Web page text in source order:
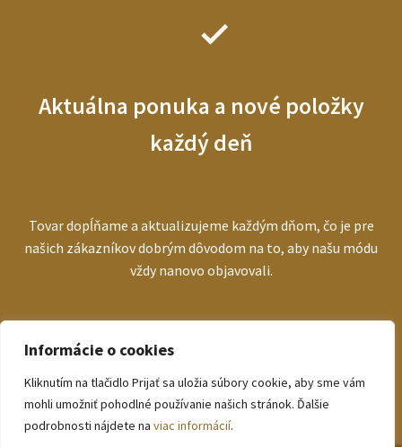
Informácie o cookies
Kliknutím na tlačidlo Prijať sa uložia súbory cookie, aby sme vám
mohli umožniť pohodlné používanie našich stránok. Ďalšie
podrobnosti nájdete na viac informácií.
Aktuálna ponuka a nové položky
každý deň
Tovar dopĺňame a aktualizujeme každým dňom, čo je pre
našich zákazníkov dobrým dôvodom na to, aby našu módu
vždy nanovo objavovali.
© bezva.sk 2026
Zásady ochrany osobných údajov